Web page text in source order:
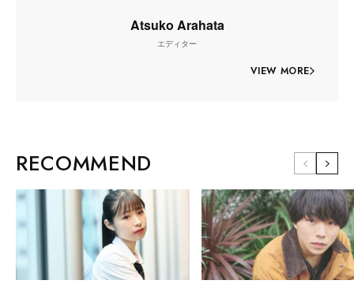
Atsuko Arahata
エディター
VIEW MORE
RECOMMEND